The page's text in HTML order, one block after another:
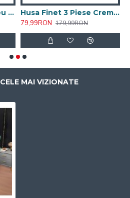
Husa Finet 3 Piese Bleu Uni 160x200CM
Husa Finet 3 Piese Crem Uni 160x200CM
79,99RON 179,99RON
CELE MAI VIZIONATE